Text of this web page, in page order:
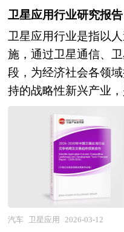
具体解决办法。报告
销商、行业管理部门
有重要的参考价值，
规律、提高企业的运
有学术和实践的双重意
和模型撰写而成。全
高度来架构分析体系
汽车消费品行业的市
专业！权威！报告根
及多年的实践经验，
部环境、行业发展现
需、竞争格局、标杆
发展策略与投资建议
我国汽车消费品行业
消费品行业未来的发
预测。是汽车消费品
业准确了解行业最新
的危急时刻，为生命
复提供强有力的移动
系不可或缺的重要力
期对救援车行业市场
时依据国家统计局、
全国及海外专业研究
用与国际同步的科学
从行业的整体高度来
确地把握整个救援车
报告对中国救援车行
状、产业链发展状况
号配备专用灭火模块
准打击，抑制外墙火
援争取宝贵时间。同
障、智能航线规划、
及在浓烟、高温、强
飞行能力，并严格遵
确保空域安全与任务
耐高温复合材料，动
混合能源系统支持快
站实现人机高效交互
代传统消防力量，而
维度，构建“空地一体
卫星应用行业研究报告
卫星应用行业是指以
施，通过卫星通信、
段，为经济社会各领
持的战略性新兴产业
星广播电视传输、宽
时、对地观测遥感、
应用等多元业态，其
箭发射、地面设备、
横向连接通信、交通
国民经济关键领域。
汽车 卫星应用 2026-03-12